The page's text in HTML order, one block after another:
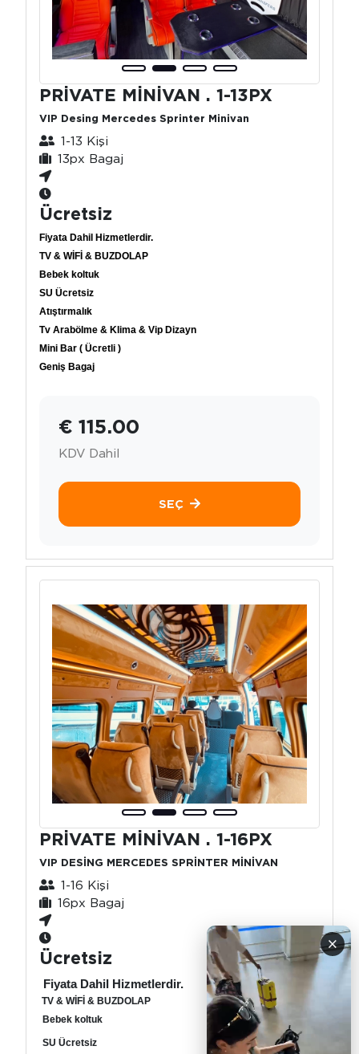
×
PRİVATE MİNİVAN . 1-13PX
VIP Desing Mercedes Sprinter Minivan
1-13 Kişi
13px Bagaj
Ücretsiz
Fiyata Dahil Hizmetlerdir.
TV & WİFİ & BUZDOLAP
Bebek koltuk
SU Ücretsiz
Atıştırmalık
Tv Arabölme & Klima & Vip Dizayn
Mini Bar ( Ücretli )
Geniş Bagaj
€ 115.00
KDV Dahil
SEÇ
PRİVATE MİNİVAN . 1-16PX
VIP DESİNG MERCEDES SPRİNTER MİNİVAN
1-16 Kişi
16px Bagaj
Ücretsiz
Fiyata Dahil Hizmetlerdir.
TV & WİFİ & BUZDOLAP
Bebek koltuk
SU Ücretsiz